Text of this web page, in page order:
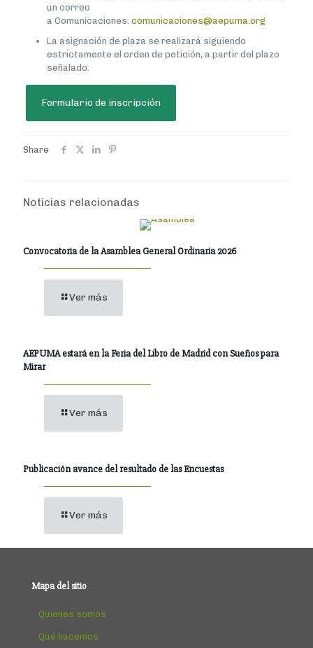
un correo
a Comunicaciones: comunicaciones@aepuma.org
La asignación de plaza se realizará siguiendo
estrictamente el orden de petición, a partir del plazo
señalado.
Formulario de inscripción
Share
Noticias relacionadas
Convocatoria de la Asamblea General Ordinaria 2026
Ver más
AEPUMA estará en la Feria del Libro de Madrid con Sueños para
Mirar
Ver más
Publicación avance del resultado de las Encuestas
Ver más
Mapa del sitio
Quienes somos
Qué hacemos